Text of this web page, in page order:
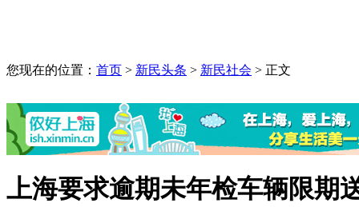
您现在的位置： 首页 > 新民头条 > 新民社会 > 正文
上海要求逾期未年检车辆限期